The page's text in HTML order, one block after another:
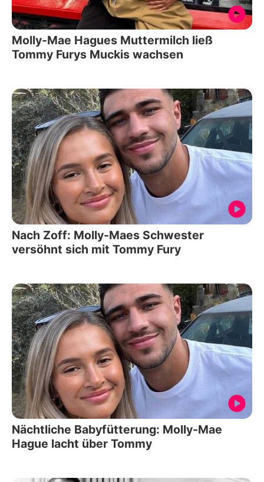
Molly-Mae Hagues Muttermilch ließ
Tommy Furys Muckis wachsen
Nach Zoff: Molly-Maes Schwester
versöhnt sich mit Tommy Fury
Nächtliche Babyfütterung: Molly-Mae
Hague lacht über Tommy